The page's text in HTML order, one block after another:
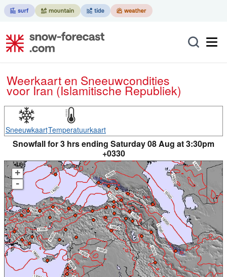
Weerkaart en Sneeuwcondities
voor Iran (Islamitische Republiek)
SneeuwkaartTemperatuurkaart
Snowfall for 3 hrs ending Saturday 08 Aug at 3:30pm
+0330
+
-